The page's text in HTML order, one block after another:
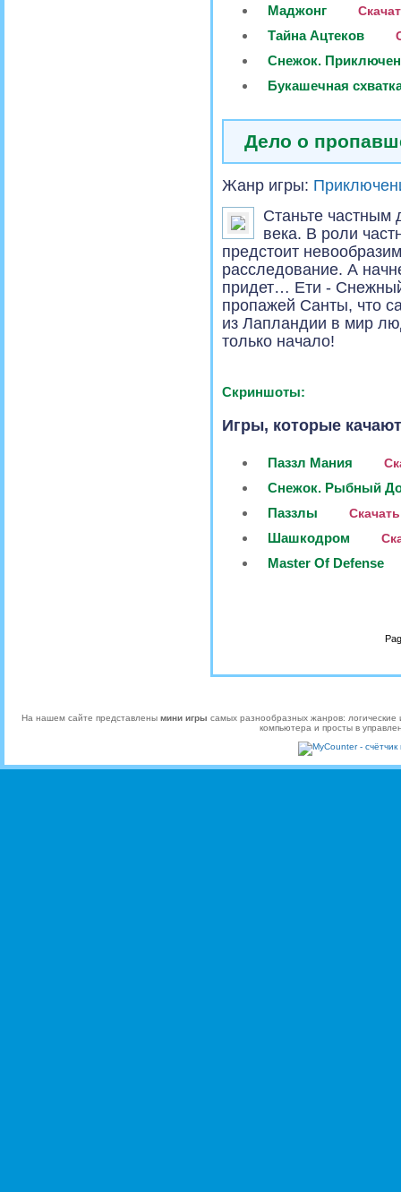
Маджонг
Тайна Ацтеков
Снежок.
Букашечная
Дело о
Жанр игры:
Станьте частным
века. В роли
предстоит
расследование. А
придет… Ети -
пропажей Санты, что
из Лапландии в мир
только начало!
Скриншоты:
Игры, которые
Паззл Мания
Снежок. Рыбный
Паззлы
Шашкодром
Master Of Defense
На нашем сайте представлены мини игры самых разнообразных жанров:
компьютера и просты в